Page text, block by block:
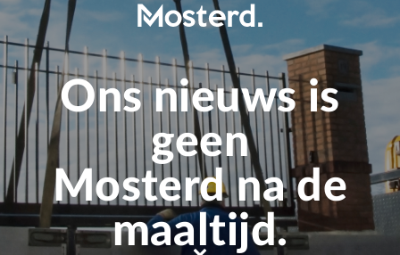
Ons nieuws is
geen
Mosterd na de
maaltijd.